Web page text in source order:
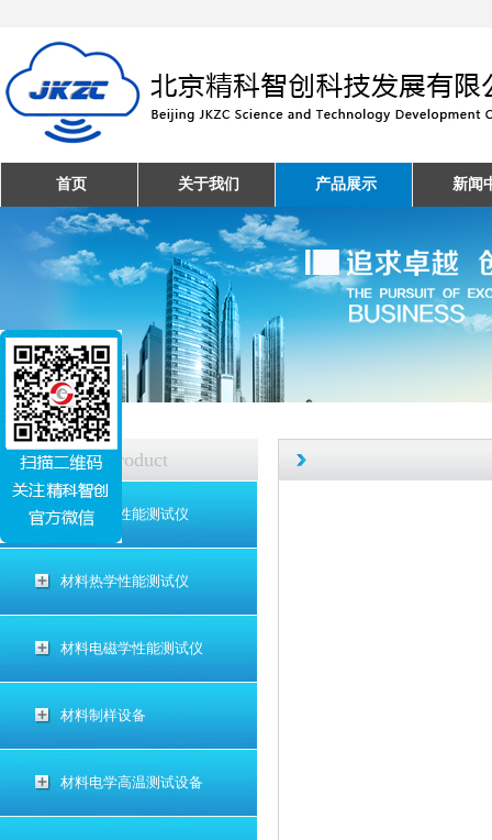
首页 关于我们 产品展示 新闻
产品中心 Product
材料电学性能测试仪
材料热学性能测试仪
材料电磁学性能测试仪
材料制样设备
材料电学高温测试设备